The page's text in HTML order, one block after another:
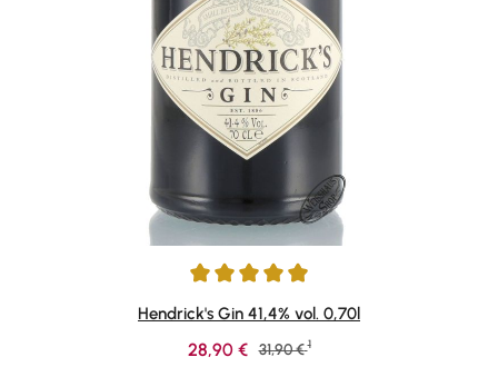
Durchschnittliche Bewertung von 4.89 von 5 Sternen
Hendrick's Gin 41,4% vol. 0,70l
Verkaufspreis:
28,90 € Regulärer Preis:
31,90 € 1